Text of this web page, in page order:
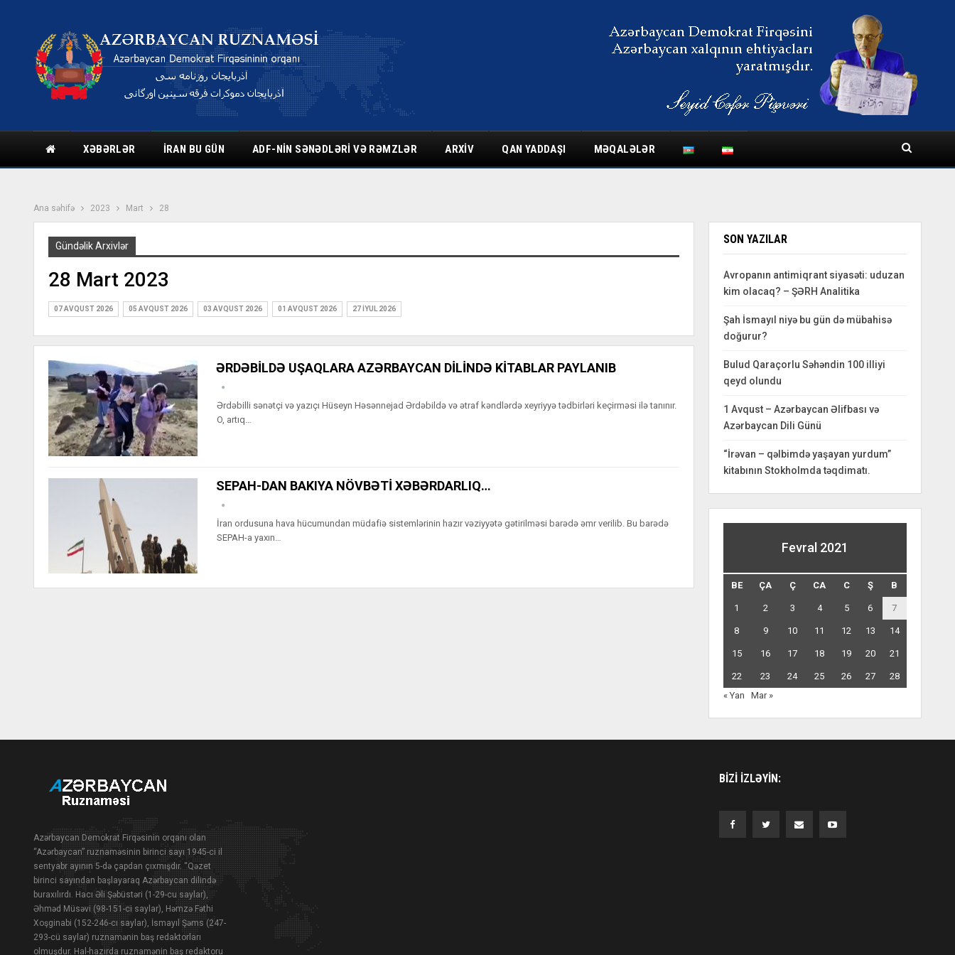
XƏBƏRLƏR İRAN BU GÜN ADF-NIN SƏNƏDLƏRI VƏ RƏMZLƏR ARXIV QAN YADDAŞI MƏQALƏLƏR
Ana səhifə 2023 Mart 28
Gündəlik Arxivlər
28 Mart 2023
07 AVQUST 2026 05 AVQUST 2026 03 AVQUST 2026 01 AVQUST 2026 27 İYUL 2026
ƏRDƏBİLDƏ UŞAQLARA AZƏRBAYCAN DİLİNDƏ KİTABLAR PAYLANIB
Ərdəbilli sənətçi və yazıçı Hüseyn Həsənnejad Ərdəbildə və ətraf kəndlərdə xeyriyyə tədbirləri keçirməsi ilə tanınır.
O, artıq…
SEPAH-DAN BAKIYA NÖVBƏTİ XƏBƏRDARLIQ…
İran ordusuna hava hücumundan müdafiə sistemlərinin hazır vəziyyətə gətirilməsi barədə əmr verilib. Bu barədə
SEPAH-a yaxın…
SON YAZILAR
Avropanın antimiqrant siyasəti: uduzan
kim olacaq? – ŞƏRH Analitika
Şah İsmayıl niyə bu gün də mübahisə
doğurur?
Bulud Qaraçorlu Səhəndin 100 illiyi
qeyd olundu
1 Avqust – Azərbaycan Əlifbası və
Azərbaycan Dili Günü
“İrəvan – qəlbimdə yaşayan yurdum”
kitabının Stokholmda təqdimatı.
Fevral 2021
BE ÇA Ç CA C Ş B
1 2 3 4 5 6 7
8 9 10 11 12 13 14
15 16 17 18 19 20 21
22 23 24 25 26 27
28
« Yan
Mar »
Azərbaycan Demokrat Firqəsinin orqanı olan
“Azərbaycan” ruznaməsinin birinci sayı 1945-ci il
sentyabr ayının 5-də çapdan çıxmışdır. “Qəzet
birinci sayından başlayaraq Azərbaycan dilində
buraxılırdı. Hacı Əli Şəbüstəri (1-29-cu saylar),
Əhməd Müsəvi (98-151-ci saylar), Həmzə Fəthi
Xoşginabi (152-246-cı saylar), İsmayıl Şəms (247-
293-cü saylar) ruznamənin baş redaktorları
olmuşdur. Hal-hazırda ruznamənin baş redaktoru
BIZI IZLƏYIN: